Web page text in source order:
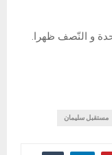
و النّصف ظهرا.
مستقبل سليمان